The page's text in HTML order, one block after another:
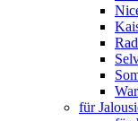
für